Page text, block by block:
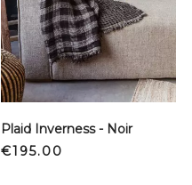
Plaid Inverness - Noir
Price
€195.00